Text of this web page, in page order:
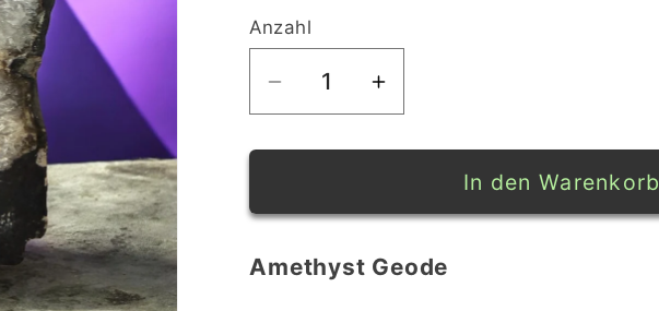
Anzahl
Verringere
die
Menge
Amethyst
2,8
Erhöhe
die
Menge
Amethyst
2,8
In den Warenkorb
Amethyst Geode